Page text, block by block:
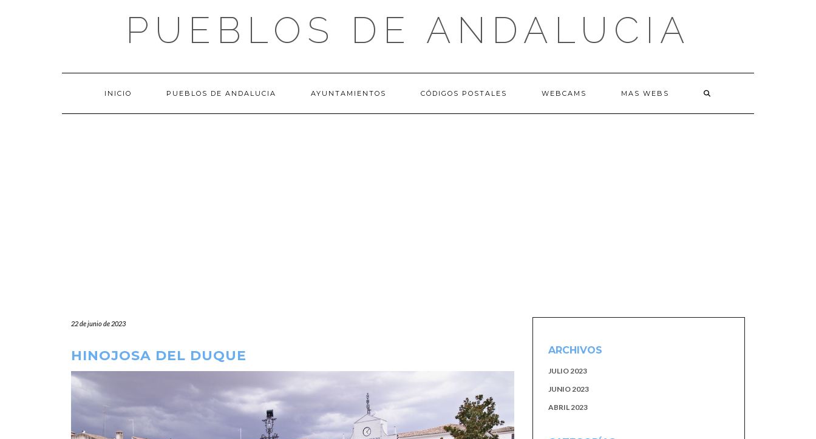
PUEBLOS DE ANDALUCIA
INICIO PUEBLOS DE ANDALUCIA AYUNTAMIENTOS CÓDIGOS POSTALES WEBCAMS MAS WEBS
22 de junio de 2023
HINOJOSA DEL DUQUE ARCHIVOS
JULIO 2023
JUNIO 2023
ABRIL 2023